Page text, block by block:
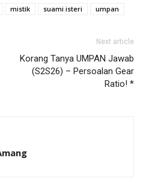
mistik suami isteri umpan
Next article
Korang Tanya UMPAN Jawab
(S2S26) – Persoalan Gear
Ratio! *